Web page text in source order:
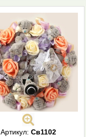
Артикул:Св1102